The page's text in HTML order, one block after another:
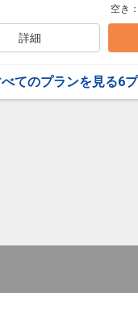
空き：
詳細
てのプランを見る6